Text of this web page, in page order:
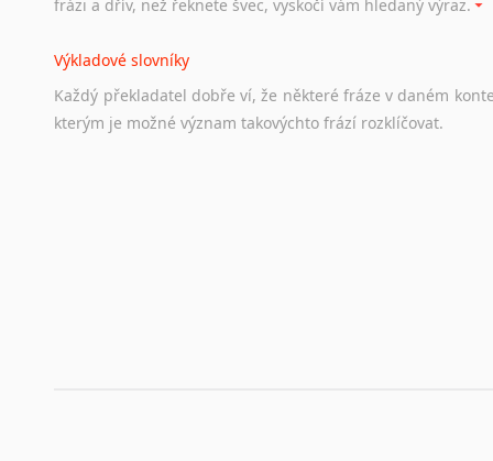
Hledáte-li
práci
stejná obecná pravidla, jako pro český životopis. Tak dost
frázi a dřív, než řeknete švec, vyskočí vám hledaný výraz.
Výkladové slovníky
Každý překladatel dobře ví, že některé fráze v daném
kterým je možné význam takovýchto frází rozklíčovat.